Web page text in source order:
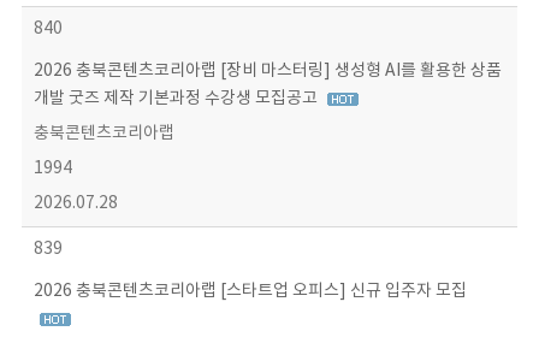
840
2026 충북콘텐츠코리아랩 [장비 마스터링] 생성형 AI를 활용한 상품
개발 굿즈 제작 기본과정 수강생 모집공고
충북콘텐츠코리아랩
1994
2026.07.28
839
2026 충북콘텐츠코리아랩 [스타트업 오피스] 신규 입주자 모집